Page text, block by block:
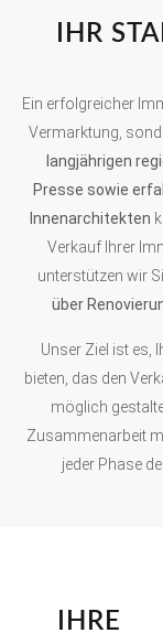
IHR
Ein erfolgreicher
Vermarktung,
langjährigen
Presse sowie
Innenarchitekten
Verkauf Ihrer
unterstützen wir
über
Unser Ziel ist es,
bieten, das den
möglich
Zusammenarbeit
jeder Phase
IHRE